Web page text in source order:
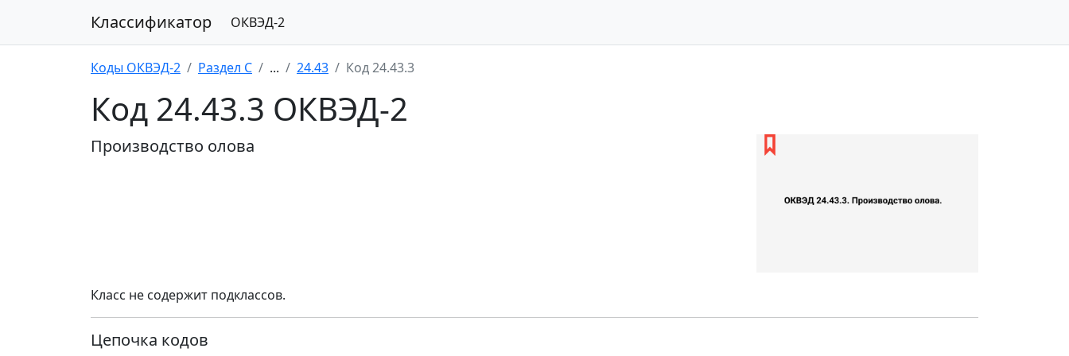
Классификатор ОКВЭД-2
Коды ОКВЭД-2 Раздел C ... 24.43 Код 24.43.3
Код 24.43.3 ОКВЭД-2
Производство олова
Класс не содержит подклассов.
Цепочка кодов